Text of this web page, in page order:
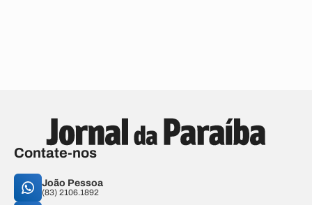
Contate-nos
João Pessoa
(83) 2106.1892